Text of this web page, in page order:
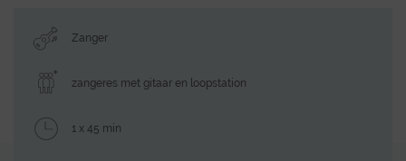
Zanger
zangeres met gitaar en loopstation
1 x 45 min